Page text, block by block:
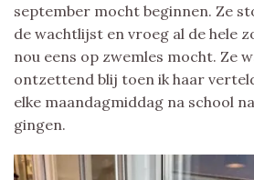
september mocht beginnen. Ze
de wachtlijst en vroeg al de hele
nou eens op zwemles mocht. Ze
ontzettend blij toen ik haar
elke maandagmiddag na school
gingen.